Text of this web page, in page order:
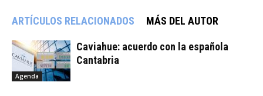
ARTÍCULOS RELACIONADOS MÁS DEL AUTOR
Agenda
Caviahue: acuerdo con la española
Cantabria